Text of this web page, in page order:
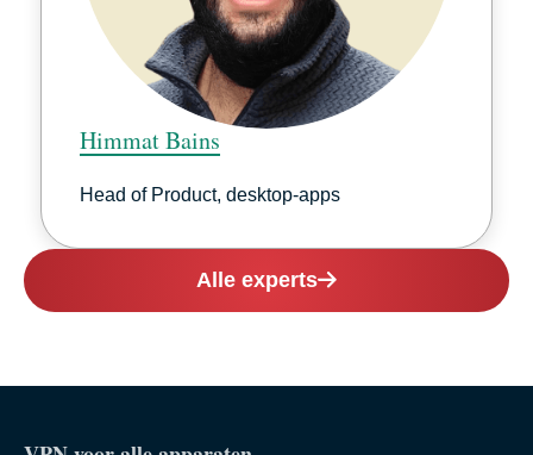
Himmat Bains
Head of Product, desktop-apps
Alle experts